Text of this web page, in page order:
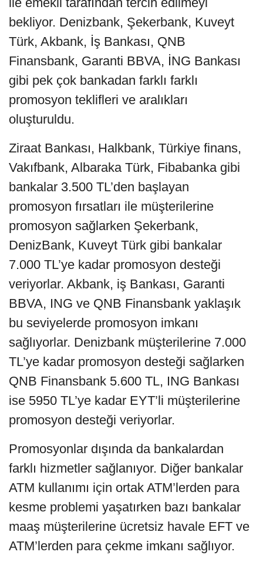
bekliyor. Denizbank, Şekerbank, Kuveyt
Türk, Akbank, İş Bankası, QNB
Finansbank, Garanti BBVA, İNG Bankası
gibi pek çok bankadan farklı farklı
promosyon teklifleri ve aralıkları
oluşturuldu.
Ziraat Bankası, Halkbank, Türkiye finans,
Vakıfbank, Albaraka Türk, Fibabanka gibi
bankalar 3.500 TL’den başlayan
promosyon fırsatları ile müşterilerine
promosyon sağlarken Şekerbank,
DenizBank, Kuveyt Türk gibi bankalar
7.000 TL’ye kadar promosyon desteği
veriyorlar. Akbank, iş Bankası, Garanti
BBVA, ING ve QNB Finansbank yaklaşık
bu seviyelerde promosyon imkanı
sağlıyorlar. Denizbank müşterilerine 7.000
TL’ye kadar promosyon desteği sağlarken
QNB Finansbank 5.600 TL, ING Bankası
ise 5950 TL’ye kadar EYT’li müşterilerine
promosyon desteği veriyorlar.
Promosyonlar dışında da bankalardan
farklı hizmetler sağlanıyor. Diğer bankalar
ATM kullanımı için ortak ATM’lerden para
kesme problemi yaşatırken bazı bankalar
maaş müşterilerine ücretsiz havale EFT ve
ATM’lerden para çekme imkanı sağlıyor.